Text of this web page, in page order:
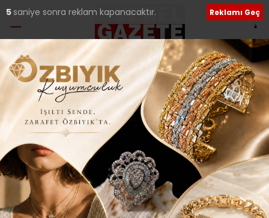
Etiket:Melda Tanişman
Yeniden Refah Adayı Evsen, siyasi parti
ziyaretlerini sürdürüyor..
31 Mart seçimlerine yönelik saha çalışmalarını sürdüren
Yeniden Refah Partisi Çekmeköy Belediye Başkan Adayı
Yücel
10 Şubat 2024 Cumartesi 00:44
4 saniye sonra reklam kapanacaktır. Reklamı Geç